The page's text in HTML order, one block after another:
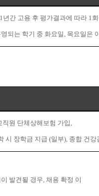
1년간 고용 후 평가결과에 따라 1
되는 학기 중 화요일, 목요일은
직원 단체상해보험 가입 ,
시 장학금 지급(일부), 종합 건강
발견될 경우, 채용 확정 이